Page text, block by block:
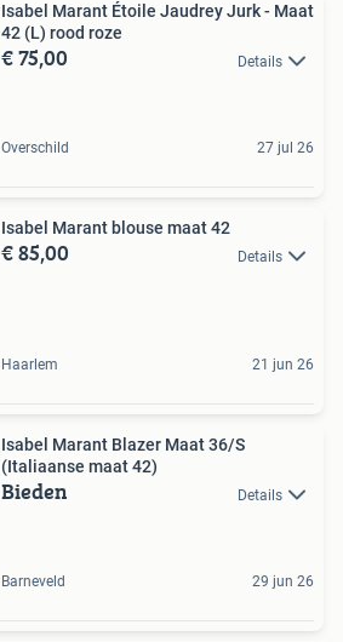
Isabel Marant Étoile Jaudrey Jurk - Maat
42 (L) rood roze
€ 75,00 Details
Overschild 27 jul 26
Isabel Marant blouse maat 42
€ 85,00 Details
Haarlem 21 jun 26
Isabel Marant Blazer Maat 36/S
(Italiaanse maat 42)
Bieden Details
Barneveld 29 jun 26